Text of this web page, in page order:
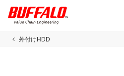
外付けHDD